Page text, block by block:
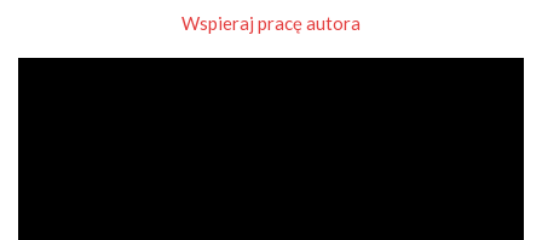
Wspieraj pracę autora